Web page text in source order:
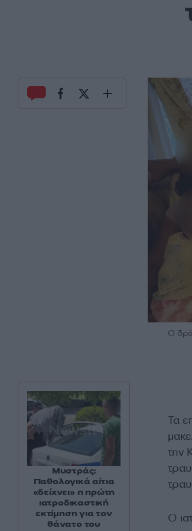
Ο
Τα
την
Ο
Μυστράς:
Παθολογικά αίτια
«δείχνει» η πρώτη
ιατροδικαστική
εκτίμηση για τον
θάνατο του